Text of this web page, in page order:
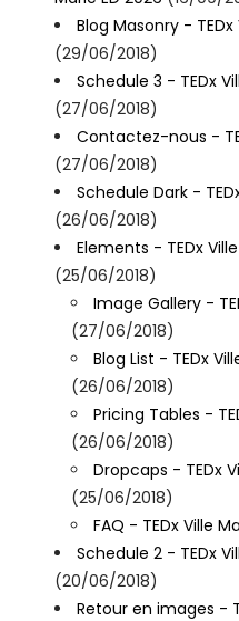
Blog Masonry - TEDx
(29/06/2018)
Schedule 3 - TEDx
(27/06/2018)
Contactez-nous -
(27/06/2018)
Schedule Dark -
(26/06/2018)
Elements - TEDx
(25/06/2018)
Image Gallery -
(27/06/2018)
Blog List - TEDx
(26/06/2018)
Pricing Tables -
(26/06/2018)
Dropcaps - TEDx
(25/06/2018)
FAQ - TEDx Ville
Schedule 2 - TEDx
(20/06/2018)
Retour en images -